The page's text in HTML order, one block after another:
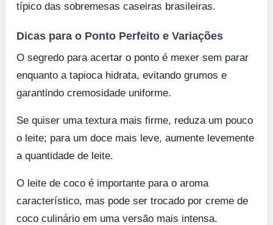
típico das sobremesas caseiras brasileiras.
Dicas para o Ponto Perfeito e Variações
O segredo para acertar o ponto é mexer sem parar
enquanto a tapioca hidrata, evitando grumos e
garantindo cremosidade uniforme.
Se quiser uma textura mais firme, reduza um pouco
o leite; para um doce mais leve, aumente levemente
a quantidade de leite.
O leite de coco é importante para o aroma
característico, mas pode ser trocado por creme de
coco culinário em uma versão mais intensa.